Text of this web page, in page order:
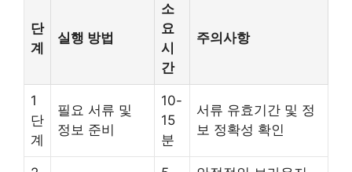
단
계
실행 방법
소
요
시
간
주의사항
1
단
계
필요 서류 및
정보 준비
10-
15
분
서류 유효기간 및 정
보 정확성 확인